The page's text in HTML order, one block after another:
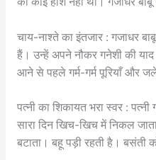
चाय-नाश्ते का इंतजार : गजाधर
हैं। उन्हें अपने नौकर गनेशी की
आने से पहले गर्म-गर्म पूरियाँ और
पत्नी का शिकायत भरा स्वर :
सारा दिन खिच-खिच में निकल
बटाता। बहू पड़ी रहती है। बसंती